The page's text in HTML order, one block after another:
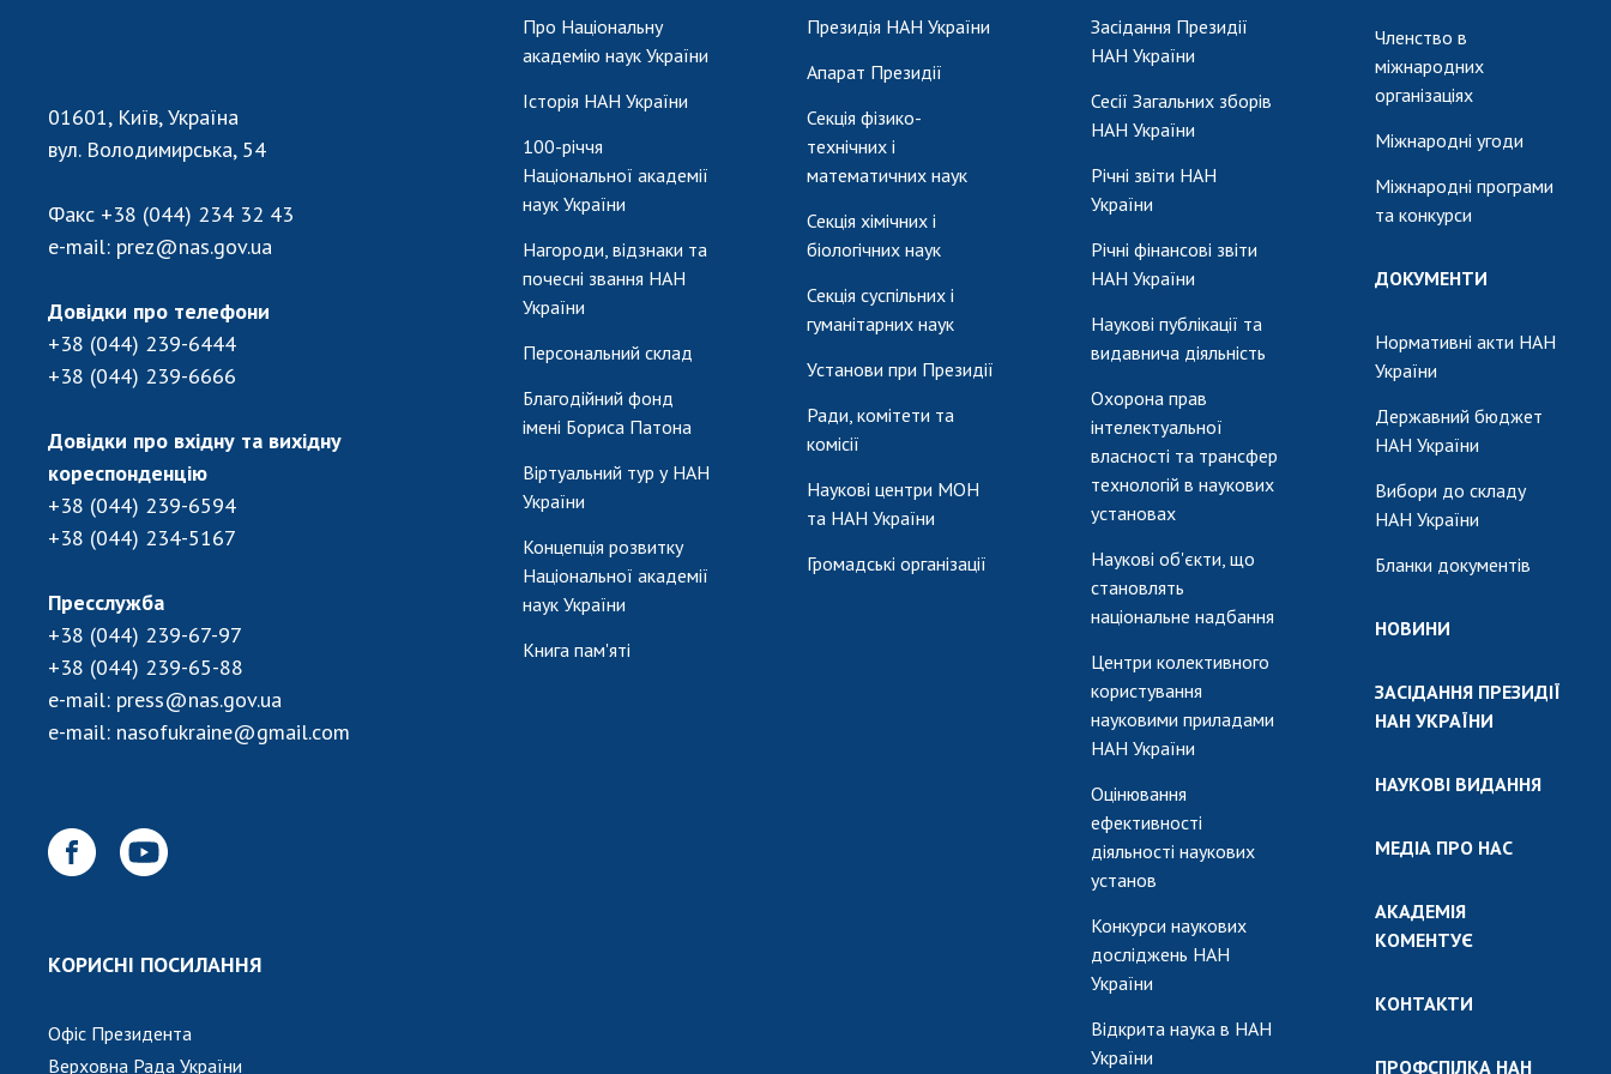
КОМЕНТУЄ
КОНТАКТИ
ПРОФСПІЛКА НАН
КАБІНЕТ
01601, Київ, Україна
вул. Володимирська, 54
Факс +38 (044) 234 32 43
e-mail: prez@nas.gov.ua
Довідки про телефони
+38 (044) 239-6444
+38 (044) 239-6666
Довідки про вхідну та вихідну
кореспонденцію
+38 (044) 239-6594
+38 (044) 234-5167
Пресслужба
+38 (044) 239-67-97
+38 (044) 239-65-88
e-mail: press@nas.gov.ua
e-mail: nasofukraine@gmail.com
КОРИСНІ ПОСИЛАННЯ
Офіс Президента
Верховна Рада України
Про Національну
академію наук України
Історія НАН України
100-річчя
Національної академії
наук України
Нагороди, відзнаки та
почесні звання НАН
України
Персональний склад
Благодійний фонд
імені Бориса Патона
Віртуальний тур у НАН
України
Концепція розвитку
Національної академії
наук України
Книга пам'яті
Президія НАН України
Апарат Президії
Секція фізико-
технічних і
математичних наук
Секція хімічних і
біологічних наук
Секція суспільних і
гуманітарних наук
Установи при Президії
Ради, комітети та
комісії
Наукові центри МОН
та НАН України
Громадські організації
Засідання Президії
НАН України
Сесії Загальних зборів
НАН України
Річні звіти НАН
України
Річні фінансові звіти
НАН України
Наукові публікації та
видавнича діяльність
Охорона прав
інтелектуальної
власності та трансфер
технологій в наукових
установах
Наукові об'єкти, що
становлять
національне надбання
Центри колективного
користування
науковими приладами
НАН України
Оцінювання
ефективності
діяльності наукових
установ
Конкурси наукових
досліджень НАН
України
Відкрита наука в НАН
України
Членство в
міжнародних
організаціях
Міжнародні угоди
Міжнародні програми
та конкурси
ДОКУМЕНТИ
Нормативні акти НАН
України
Державний бюджет
НАН України
Вибори до складу
НАН України
Бланки документів
НОВИНИ
ЗАСІДАННЯ ПРЕЗИДІЇ
НАН УКРАЇНИ
НАУКОВІ ВИДАННЯ
МЕДІА ПРО НАС
АКАДЕМІЯ
КОМЕНТУЄ
КОНТАКТИ
ПРОФСПІЛКА НАН